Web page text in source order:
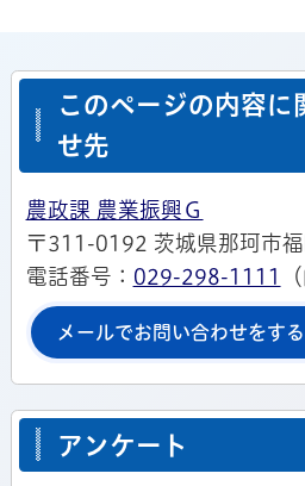
このページの内容に
せ先
農政課 農業振興Ｇ
〒311-0192 茨城県那珂市
電話番号： 029-298-1111
メールでお問い合わせをする
アンケート